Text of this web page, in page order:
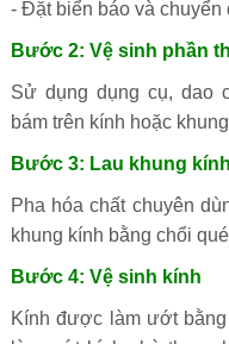
- Đặt biển báo và chuyển
Bước 2: Vệ sinh phần
Sử dụng dụng cụ, dao
bám trên kính hoặc
Bước 3: Lau khung
Pha hóa chất chuyên
khung kính bằng chổi
Bước 4: Vệ sinh kính
Kính được làm ướt